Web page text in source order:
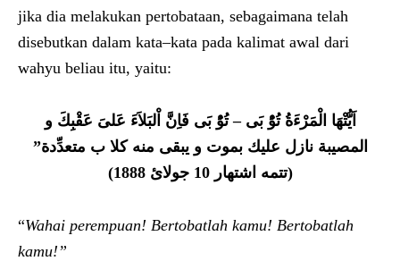
jika dia melakukan pertobataan, sebagaimana telah
disebutkan dalam kata–kata pada kalimat awal dari
wahyu beliau itu, yaitu:
اَيُّتْهَا الْمَرْءَةُ تُوُْ بَى – تُوُْ بَى فَاِنَّ اْلبَلاَءَ عَلىَ عَقْبِكَ و
المصيبة نازل عليك بموت و يبقى منه كلا ب متعدِّدة”
(تتمه اشتهار10 جولائ1888
)
“Wahai perempuan! Bertobatlah kamu! Bertobatlah
kamu!”